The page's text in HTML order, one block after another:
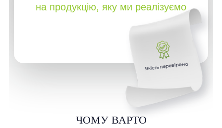
на продукцію, яку ми реалізуємо
ЧОМУ ВАРТО